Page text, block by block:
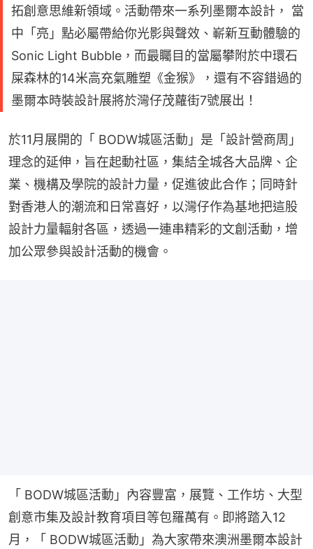
拓創意思維新領域。活動帶來一系列墨爾本設計， 當
中「亮」點必屬帶給你光影與聲效、嶄新互動體驗的
Sonic Light Bubble，而最矚目的當屬攀附於中環石
屎森林的14米高充氣雕塑《金猴》，還有不容錯過的
墨爾本時裝設計展將於灣仔茂蘿街7號展出！
於11月展開的「 BODW城區活動」是「設計營商周」
理念的延伸，旨在起動社區，集結全城各大品牌、企
業、機構及學院的設計力量，促進彼此合作；同時針
對香港人的潮流和日常喜好，以灣仔作為基地把這股
設計力量輻射各區，透過一連串精彩的文創活動，增
加公眾參與設計活動的機會。
「 BODW城區活動」內容豐富，展覽、工作坊、大型
創意市集及設計教育項目等包羅萬有。即將踏入12
月，「 BODW城區活動」為大家帶來澳洲墨爾本設計